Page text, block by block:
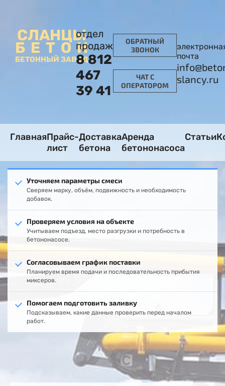
СЛАНЦЫ
БЕТОН
БЕТОННЫЙ ЗАВОД
отдел
продаж
8 812
467
39 41
ОБРАТНЫЙ
ЗВОНОК
ЧАТ С
ОПЕРАТОРОМ
почта
slancy.ru
ГлавнаяПрайс-
лист
Доставка
бетона
Аренда
бетононасоса
Статьи
Уточняем параметры смеси
Сверяем марку, объём, подвижность и необходимость
добавок.
Проверяем условия на объекте
Учитываем подъезд, место разгрузки и потребность в
бетононасосе.
Согласовываем график поставки
Планируем время подачи и последовательность прибытия
миксеров.
Помогаем подготовить заливку
Подсказываем, какие данные проверить перед началом
работ.